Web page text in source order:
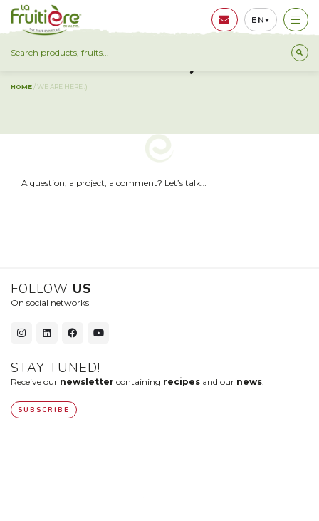
EN
HOME /WE ARE HERE :)
WE ARE HERE :)
A question, a project, a comment? Let’s talk…
FOLLOW US
On social networks
STAY TUNED!
Receive our newsletter containing recipes and our news.
SUBSCRIBE